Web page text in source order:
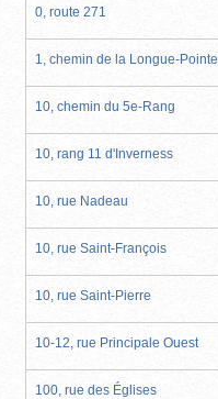
0, route 271
1, chemin de la Longue-Pointe
10, chemin du 5e-Rang
10, rang 11 d'Inverness
10, rue Nadeau
10, rue Saint-François
10, rue Saint-Pierre
10-12, rue Principale Ouest
100, rue des Églises